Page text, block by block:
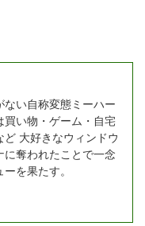
ない自称変態ミーハー
買い物・ゲーム・自宅
大好きなウィンドウ
に奪われたことで一念
を果たす。